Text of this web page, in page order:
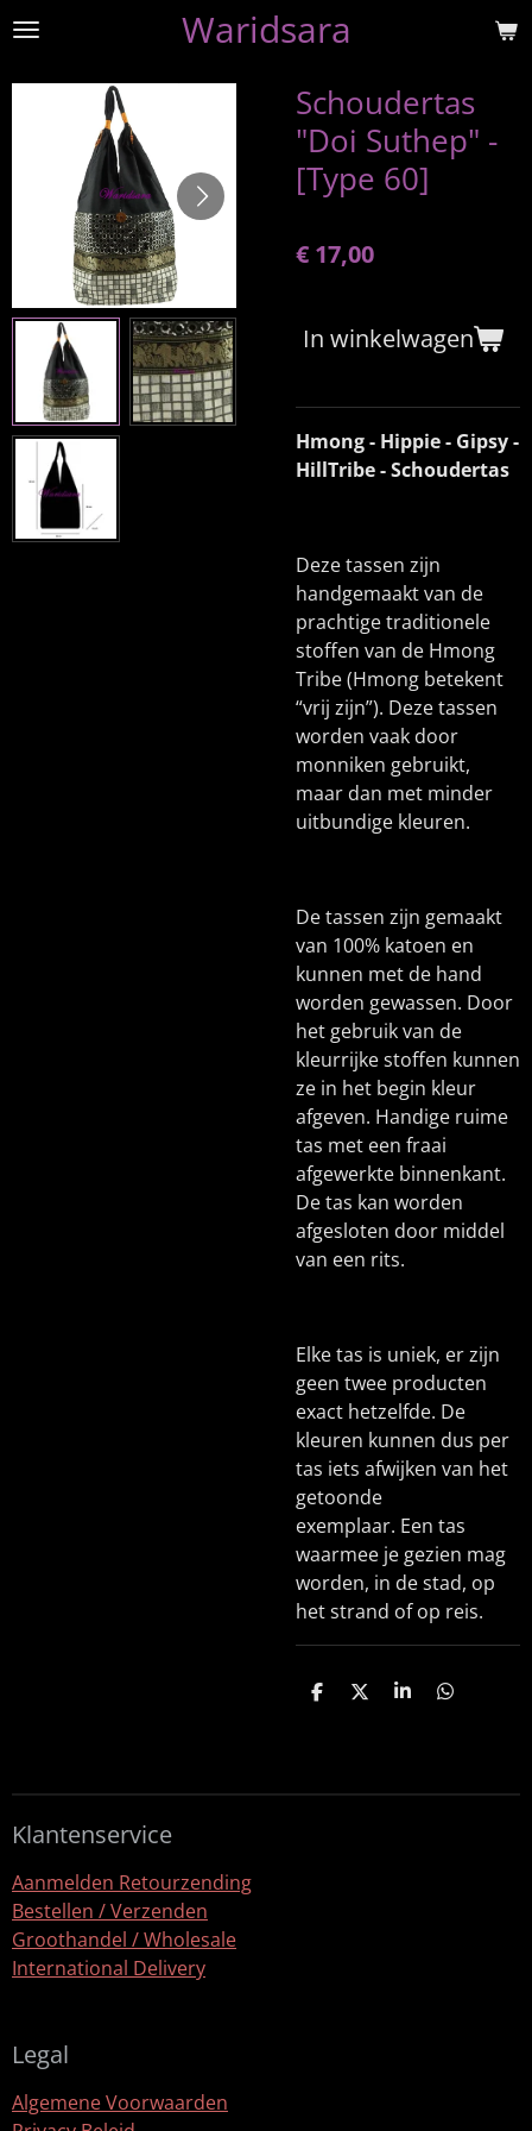
Ga
naar
hoofdinhoud
Waridsara
Schoudertas
"Doi Suthep" -
[Type 60]
€ 17,00
In winkelwagen
Hmong - Hippie - Gipsy -
HillTribe - Schoudertas
Deze tassen zijn
handgemaakt van de
prachtige traditionele
stoffen van de Hmong
Tribe (Hmong betekent
“vrij zijn”). Deze tassen
worden vaak door
monniken gebruikt,
maar dan met minder
uitbundige kleuren.
De tassen zijn gemaakt
van 100% katoen en
kunnen met de hand
worden gewassen. Door
het gebruik van de
kleurrijke stoffen kunnen
ze in het begin kleur
afgeven. Handige ruime
tas met een fraai
afgewerkte binnenkant.
De tas kan worden
afgesloten door middel
van een rits.
Elke tas is uniek, er zijn
geen twee producten
exact hetzelfde. De
kleuren kunnen dus per
tas iets afwijken van het
getoonde
exemplaar. Een tas
waarmee je gezien mag
worden, in de stad, op
het strand of op reis.
D
D
S
D
Klantenservice
Aanmelden Retourzending
Bestellen / Verzenden
Groothandel / Wholesale
International Delivery
Legal
Algemene Voorwaarden